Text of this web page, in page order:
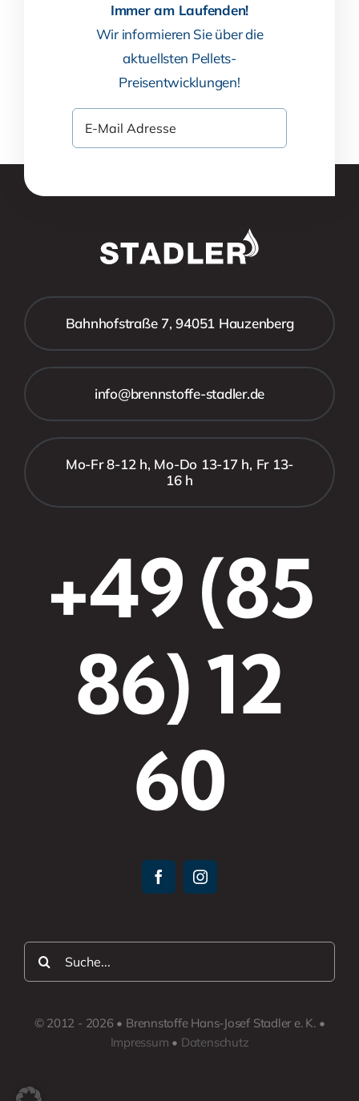
Immer am Laufenden!
Wir informieren Sie über die
aktuellsten Pellets-
Preisentwicklungen!
Bahnhofstraße 7, 94051 Hauzenberg
info@brennstoffe-stadler.de
Mo-Fr 8-12 h, Mo-Do 13-17 h, Fr 13-
16 h
+49 (85
86) 12
60
Suche
nach:
© 2012 - 2026 • Brennstoffe Hans-Josef Stadler e. K. •
Impressum • Datenschutz